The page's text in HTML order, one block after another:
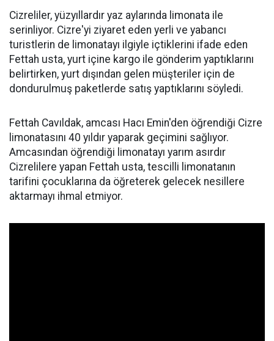
Cizreliler, yüzyıllardır yaz aylarında limonata ile
serinliyor. Cizre'yi ziyaret eden yerli ve yabancı
turistlerin de limonatayı ilgiyle içtiklerini ifade eden
Fettah usta, yurt içine kargo ile gönderim yaptıklarını
belirtirken, yurt dışından gelen müşteriler için de
dondurulmuş paketlerde satış yaptıklarını söyledi.
Fettah Cavıldak, amcası Hacı Emin'den öğrendiği Cizre
limonatasını 40 yıldır yaparak geçimini sağlıyor.
Amcasından öğrendiği limonatayı yarım asırdır
Cizrelilere yapan Fettah usta, tescilli limonatanın
tarifini çocuklarına da öğreterek gelecek nesillere
aktarmayı ihmal etmiyor.